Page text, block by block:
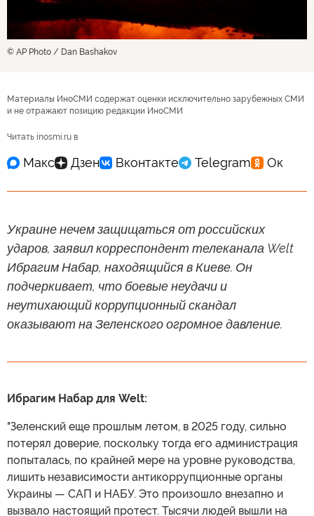
© AP Photo / Dan Bashakov
Материалы ИноСМИ содержат оценки исключительно зарубежных СМИ
и не отражают позицию редакции ИноСМИ
Читать inosmi.ru в
Украине нечем защищаться от российских
ударов, заявил корреспондент телеканала Welt
Ибрагим Набар, находящийся в Киеве. Он
подчеркивает, что боевые неудачи и
неутихающий коррупционный скандал
оказывают на Зеленского огромное давление.
Ибрагим Набар для Welt:
"Зеленский еще прошлым летом, в 2025 году, сильно
потерял доверие, поскольку тогда его администрация
попыталась, по крайней мере на уровне руководства,
лишить независимости антикоррупционные органы
Украины — САП и НАБУ. Это произошло внезапно и
вызвало настоящий протест. Тысячи людей вышли на